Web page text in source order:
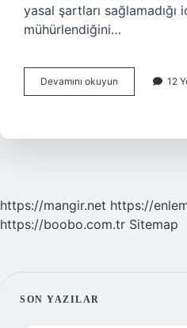
yasal şartları sağlamadığı
mühürlendiğini…
Devamını okuyun Kitapyurdu
Kurucusu
12
https://mangir.net https://
https://boobo.com.tr Sitemap
SIDEBAR
SON YAZILAR